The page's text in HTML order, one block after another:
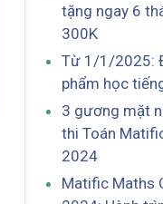
tặng ngay 6
300K
Từ 1/1/2025:
phẩm học
3 gương mặt
thi Toán
2024
Matific Maths